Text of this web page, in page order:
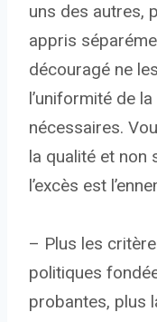
uns des autres,
appris
découragé ne
l’uniformité de
nécessaires.
la qualité et non
l’excès est
– Plus les
politiques
probantes, plus